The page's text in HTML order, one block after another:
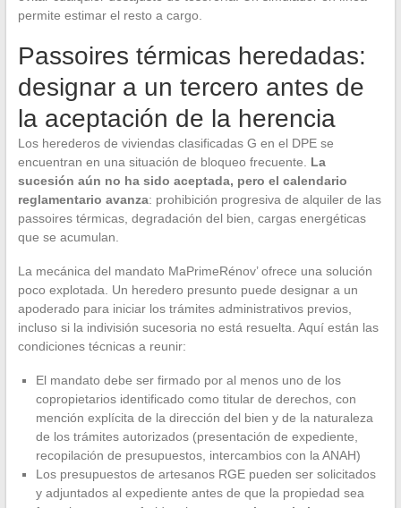
permite estimar el resto a cargo.
Passoires térmicas heredadas:
designar a un tercero antes de
la aceptación de la herencia
Los herederos de viviendas clasificadas G en el DPE se
encuentran en una situación de bloqueo frecuente. La
sucesión aún no ha sido aceptada, pero el calendario
reglamentario avanza: prohibición progresiva de alquiler de las
passoires térmicas, degradación del bien, cargas energéticas
que se acumulan.
La mecánica del mandato MaPrimeRénov’ ofrece una solución
poco explotada. Un heredero presunto puede designar a un
apoderado para iniciar los trámites administrativos previos,
incluso si la indivisión sucesoria no está resuelta. Aquí están las
condiciones técnicas a reunir:
El mandato debe ser firmado por al menos uno de los
copropietarios identificado como titular de derechos, con
mención explícita de la dirección del bien y de la naturaleza
de los trámites autorizados (presentación de expediente,
recopilación de presupuestos, intercambios con la ANAH)
Los presupuestos de artesanos RGE pueden ser solicitados
y adjuntados al expediente antes de que la propiedad sea